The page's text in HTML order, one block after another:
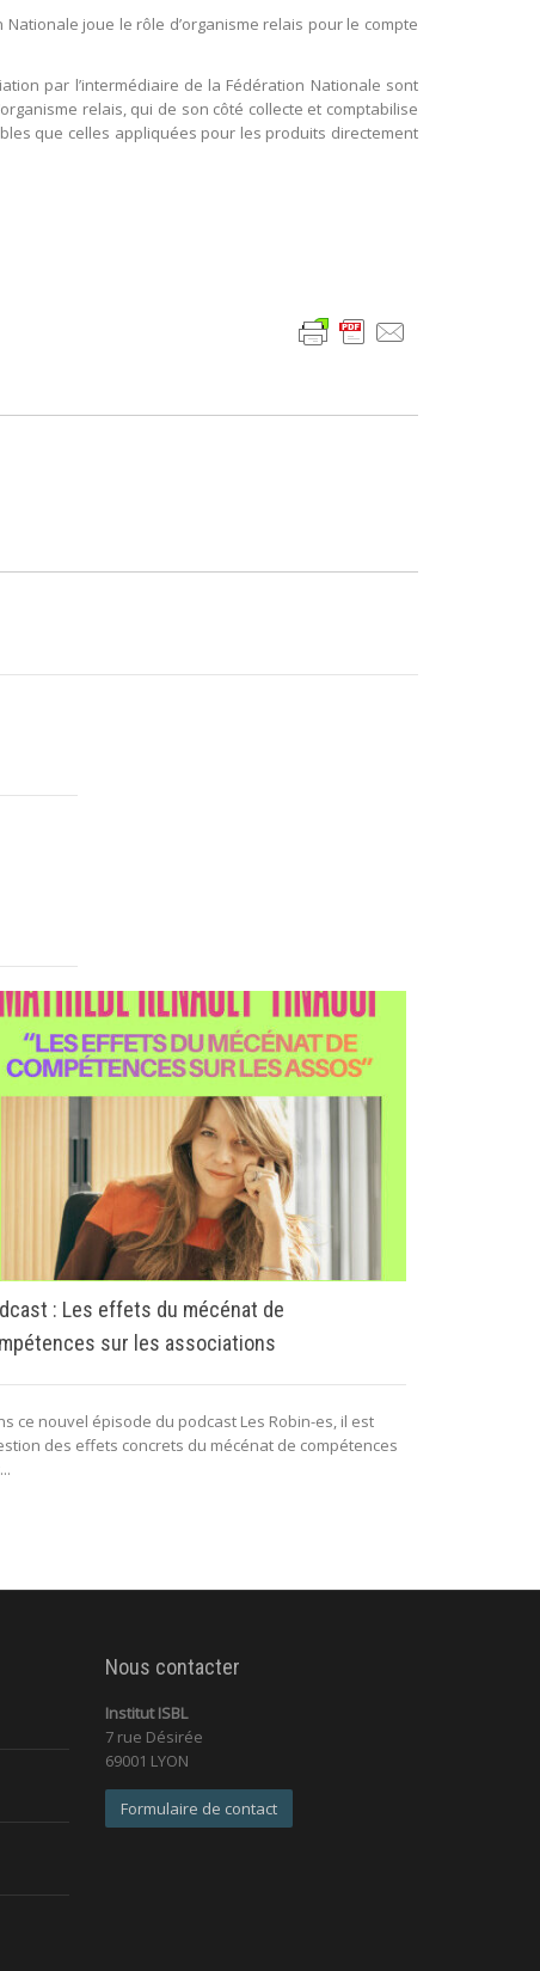
joue le rôle d’organisme relais pour le compte
par l’intermédiaire de la Fédération Nationale sont
relais, qui de son côté collecte et comptabilise
que celles appliquées pour les produits directement
: Les effets du mécénat de
sur les associations
ce nouvel épisode du podcast Les Robin-es, il est
des effets concrets du mécénat de compétences
Nous contacter
Institut ISBL
7 rue Désirée
69001 LYON
Formulaire de contact